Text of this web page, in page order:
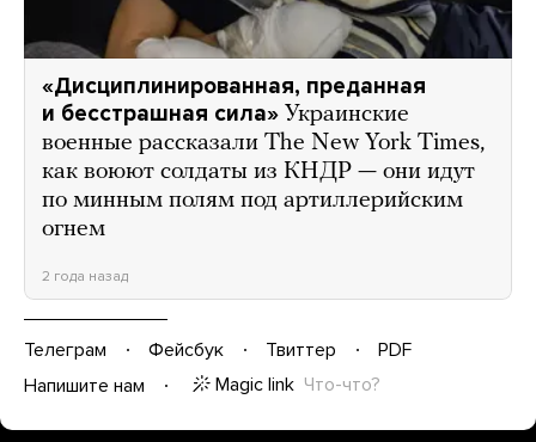
«Дисциплинированная, преданная
и бесстрашная сила» Украинские
военные рассказали The New York Times,
как воюют солдаты из КНДР — они идут
по минным полям под артиллерийским
огнем
2 года назад
Телеграм Фейсбук Твиттер
PDF
Напишите нам
Magic link Что-что?